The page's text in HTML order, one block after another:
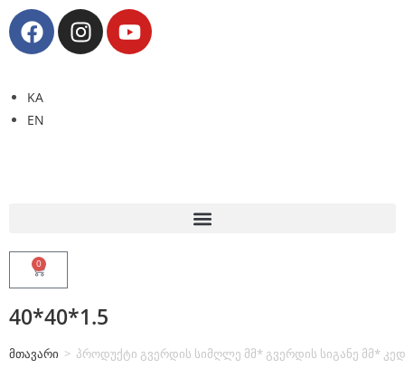
KA
EN
0
40*40*1.5
მთავარი > პროდუქტი გვერდის სიმღლე მმ* გვერდის სიგანე მმ*